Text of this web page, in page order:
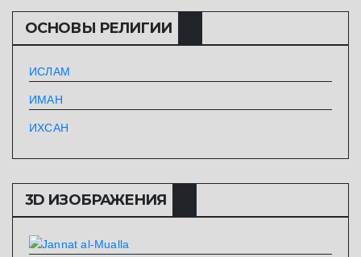
ОСНОВЫ РЕЛИГИИ
ИСЛАМ
ИМАН
ИХСАН
3D ИЗОБРАЖЕНИЯ